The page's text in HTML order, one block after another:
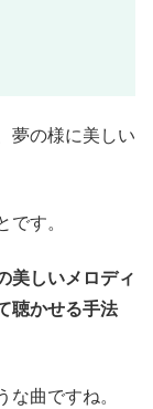
夢の様に美しい
です。
美しいメロディ
聴かせる手法
な曲ですね。